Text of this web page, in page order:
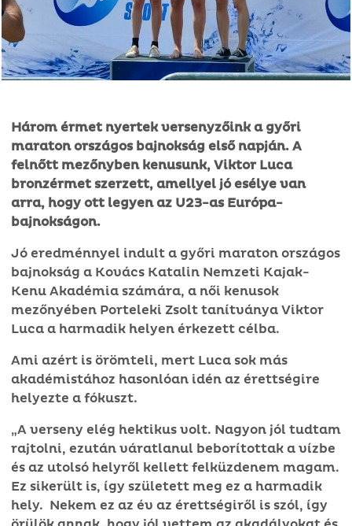
Három érmet nyertek versenyzőink a győri
maraton országos bajnokság első napján. A
felnőtt mezőnyben kenusunk, Viktor Luca
bronzérmet szerzett, amellyel jó esélye van
arra, hogy ott legyen az U23-as Európa-
bajnokságon.
Jó eredménnyel indult a győri maraton országos
bajnokság a Kovács Katalin Nemzeti Kajak-
Kenu Akadémia számára, a női kenusok
mezőnyében Porteleki Zsolt tanítványa Viktor
Luca a harmadik helyen érkezett célba.
Ami azért is örömteli, mert Luca sok más
akadémistához hasonlóan idén az érettségire
helyezte a fókuszt.
„A verseny elég hektikus volt. Nagyon jól tudtam
rajtolni, ezután váratlanul beborítottak a vízbe
és az utolsó helyről kellett felküzdenem magam.
Ez sikerült is, így született meg ez a harmadik
hely. Nekem ez az év az érettségiről is szól, így